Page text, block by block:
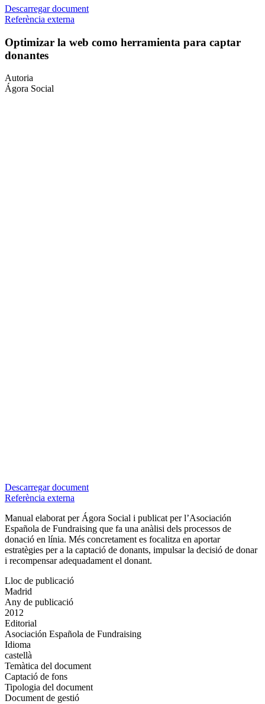
Descarregar document
Referència externa
Optimizar la web como herramienta para captar
donantes
Autoria
Ágora Social
Descarregar document
Referència externa
Manual elaborat per Ágora Social i publicat per l’Asociación
Española de Fundraising que fa una anàlisi dels processos de
donació en línia. Més concretament es focalitza en aportar
estratègies per a la captació de donants, impulsar la decisió de donar
i recompensar adequadament el donant.
Lloc de publicació
Madrid
Any de publicació
2012
Editorial
Asociación Española de Fundraising
Idioma
castellà
Temàtica del document
Captació de fons
Tipologia del document
Document de gestió